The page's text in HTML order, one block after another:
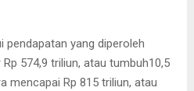
pendapatan yang diperoleh
574,9 triliun, atau tumbuh10,5
mencapai Rp 815 triliun, atau